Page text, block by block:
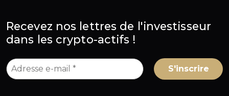
Recevez nos lettres de l'investisseur
dans les crypto-actifs !